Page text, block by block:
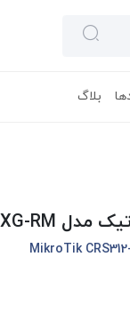
بلاگ
MikroTik